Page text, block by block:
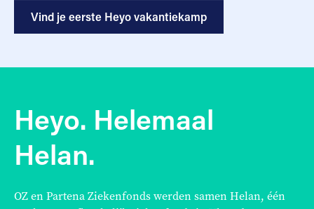
Vind je eerste Heyo vakantiekamp
Heyo. Helemaal
Helan.
OZ en Partena Ziekenfonds werden samen Helan, één